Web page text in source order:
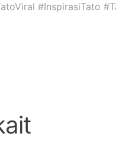
#InspirasiTato